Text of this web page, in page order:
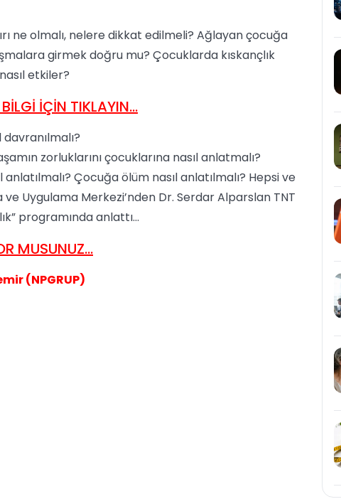
ne olmalı, nelere dikkat edilmeli? Ağlayan çocuğa
girmek doğru mu? Çocuklarda kıskançlık
etkiler?
İÇİN TIKLAYIN...
zorluklarını çocuklarına nasıl anlatmalı?
Çocuğa ölüm nasıl anlatılmalı? Hepsi ve
ve Uygulama Merkezi’nden Dr. Serdar Alparslan TNT
programında anlattı…
MUSUNUZ...
(NPGRUP)